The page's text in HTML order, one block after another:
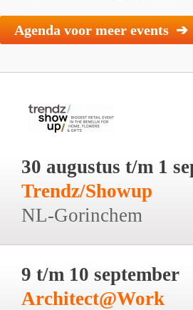
Agenda voor meer events ➔
30 augustus t/m 1
Trendz/Showup
NL-Gorinchem
9 t/m 10 september
Architect@Work